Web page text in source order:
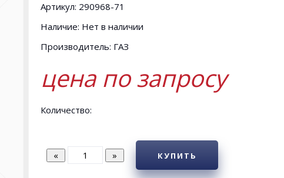
Артикул: 290968-71
Наличие: Нет в наличии
Производитель: ГАЗ
цена по запросу
Количество:
КУПИТЬ